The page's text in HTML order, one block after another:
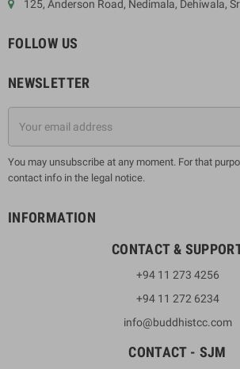
125, Anderson Road, Nedimala, Dehiwala,
FOLLOW US
NEWSLETTER
You may unsubscribe at any moment. For that
contact info in the legal notice.
INFORMATION
CONTACT &
+94 11 273 4256
+94 11 272 6234
info@buddhistcc.com
CONTACT - SJM